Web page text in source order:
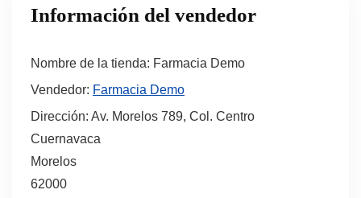
Información del vendedor
Nombre de la tienda: Farmacia Demo
Vendedor: Farmacia Demo
Dirección: Av. Morelos 789, Col. Centro
Cuernavaca
Morelos
62000